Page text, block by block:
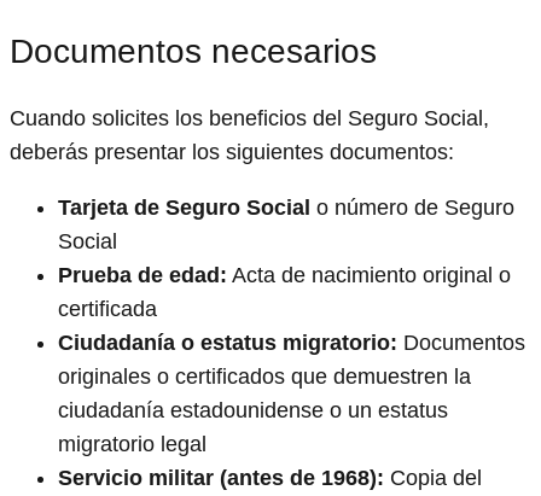
Documentos necesarios
Cuando solicites los beneficios del Seguro Social,
deberás presentar los siguientes documentos:
Tarjeta de Seguro Social o número de Seguro
Social
Prueba de edad: Acta de nacimiento original o
certificada
Ciudadanía o estatus migratorio: Documentos
originales o certificados que demuestren la
ciudadanía estadounidense o un estatus
migratorio legal
Servicio militar (antes de 1968): Copia del